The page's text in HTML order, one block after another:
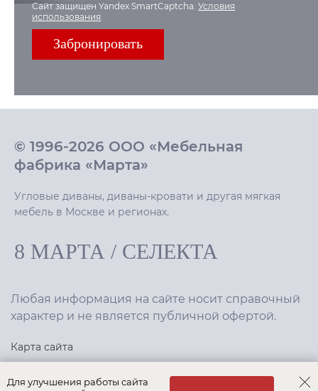
Сайт защищен Yandex SmartCaptcha. Условия
использования.
© 1996-2026 ООО «Мебельная
фабрика «Марта»
Угловые диваны, диваны-кровати и другая мягкая
мебель в Москве и регионах.
8 МАРТА / СЕЛЕКТА
Любая информация на сайте носит справочный
характер и не является публичной офертой.
Карта сайта
Политика конфиденциальности
Для улучшения работы сайта